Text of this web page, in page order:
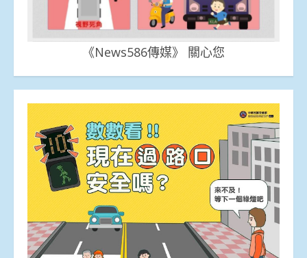
《News586傳媒》 關心您